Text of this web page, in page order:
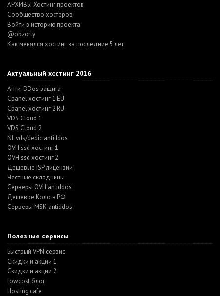
АРХИВЫ Хостинг проектов
Cообщество хостеров
Войти в историю проекта
@obzorly
Как менялся хостинг за последние 5 лет
Актуальный хостинг 2016
Анти-DDos защита
Cpanel хостинг 1 EU
Cpanel хостинг 2 RU
VDS Cloud 1
VDS Cloud 2
NL vds/dedic antiddos
OVH ssd хостинг 1
OVH ssd хостинг 2
Дешевые ISP лицензии
Честные складчины
Серверы OVH antiddos
Дешевое Коло в РФ
Серверы MSK antiddos
Полезные сервисы
Быстрый VPN сервис
Скидки и акции 1
Скидки и акции 2
lowcost блог
Hosting.cafe